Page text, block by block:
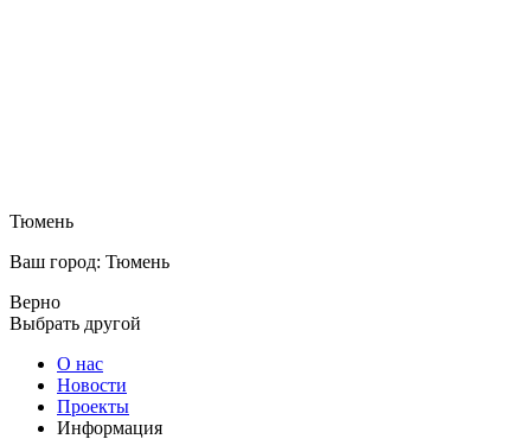
Тюмень
Ваш город: Тюмень
Верно
Выбрать другой
О нас
Новости
Проекты
Информация